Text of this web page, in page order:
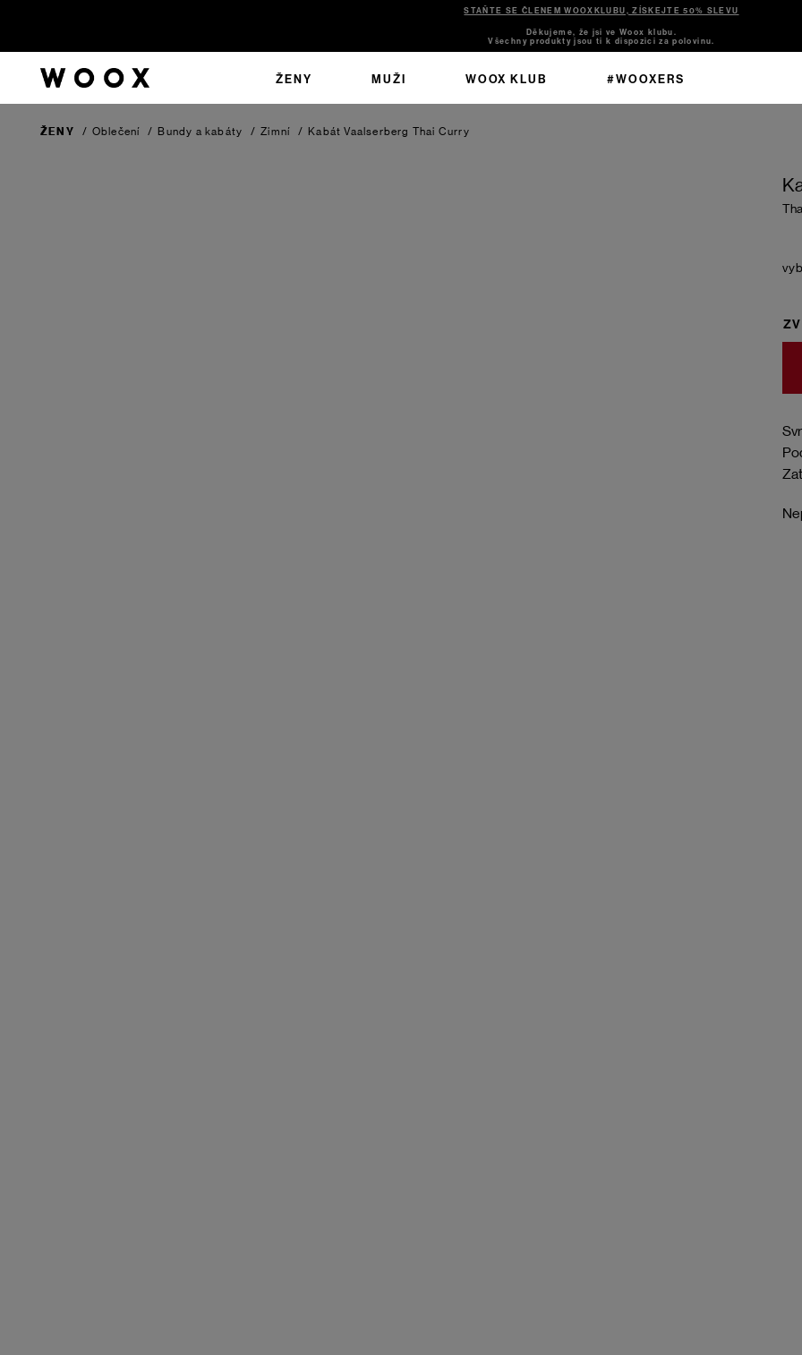
STAŇTE SE ČLENEM WOOXKLUBU, ZÍSKEJTE 50% SLEVU
Děkujeme, že jsi ve Woox klubu.
Všechny produkty jsou ti k dispozici za polovinu.
ŽENY MUŽI WOOX KLUB #WOOXERS
ŽENY / Oblečení / Bundy a kabáty / Zimní / Kabát Vaalserberg Thai Curry